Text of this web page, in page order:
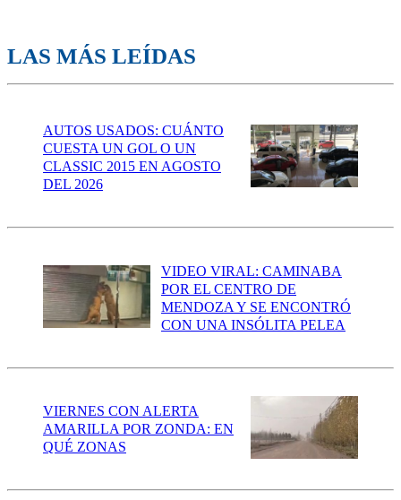
LAS MÁS LEÍDAS
AUTOS USADOS: CUÁNTO
CUESTA UN GOL O UN
CLASSIC 2015 EN AGOSTO
DEL 2026
VIDEO VIRAL: CAMINABA
POR EL CENTRO DE
MENDOZA Y SE ENCONTRÓ
CON UNA INSÓLITA PELEA
VIERNES CON ALERTA
AMARILLA POR ZONDA: EN
QUÉ ZONAS